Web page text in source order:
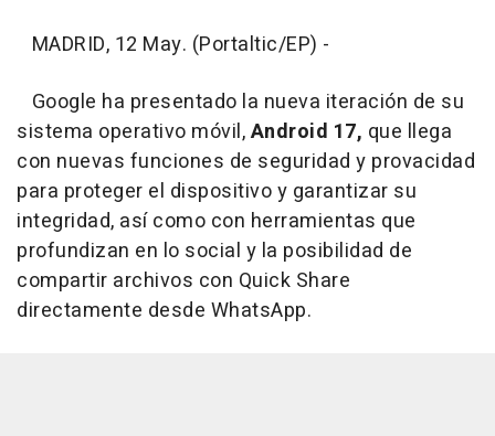
MADRID, 12 May. (Portaltic/EP) -
Google ha presentado la nueva iteración de su
sistema operativo móvil,Android 17, que llega
con nuevas funciones de seguridad y provacidad
para proteger el dispositivo y garantizar su
integridad, así como con herramientas que
profundizan en lo social y la posibilidad de
compartir archivos con Quick Share
directamente desde WhatsApp.